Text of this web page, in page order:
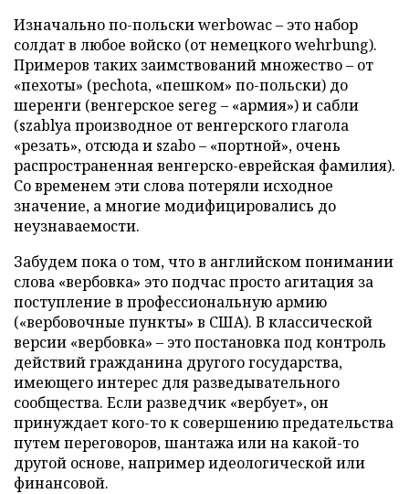
Изначально по-польски werbowac – это набор
солдат в любое войско (от немецкого wehrbung).
Примеров таких заимствований множество – от
«пехоты» (pechota, «пешком» по-польски) до
шеренги (венгерское sereg – «армия») и сабли
(szablya производное от венгерского глагола
«резать», отсюда и szabо – «портной», очень
распространенная венгерско-еврейская фамилия).
Со временем эти слова потеряли исходное
значение, а многие модифицировались до
неузнаваемости.
Забудем пока о том, что в английском понимании
слова «вербовка» это подчас просто агитация за
поступление в профессиональную армию
(«вербовочные пункты» в США). В классической
версии «вербовка» – это постановка под контроль
действий гражданина другого государства,
имеющего интерес для разведывательного
сообщества. Если разведчик «вербует», он
принуждает кого-то к совершению предательства
путем переговоров, шантажа или на какой-то
другой основе, например идеологической или
финансовой.